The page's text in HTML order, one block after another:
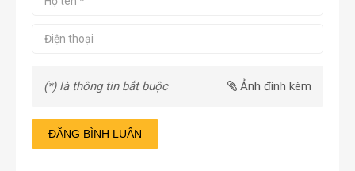
(*) là thông tin bắt buộc Ảnh đính kèm
ĐĂNG BÌNH LUẬN